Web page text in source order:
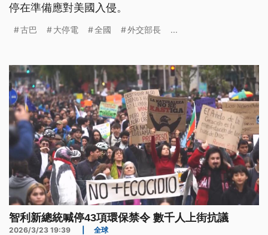
停在準備應對美國入侵。
古巴 大停電 全國 外交部長 ...
智利新總統喊停43項環保禁令 數千人上街抗議
2026/3/23 19:39 全球